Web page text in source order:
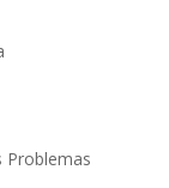
Problemas